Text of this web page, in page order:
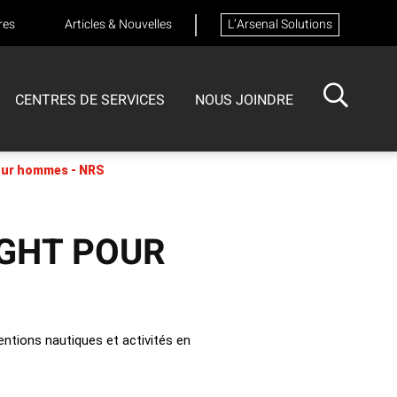
Articles & Nouvelles L’Arsenal Solutions
CENTRES DE SERVICES NOUS JOINDRE
ISOTECH
hommes - NRS
POUR
nautiques et activités en